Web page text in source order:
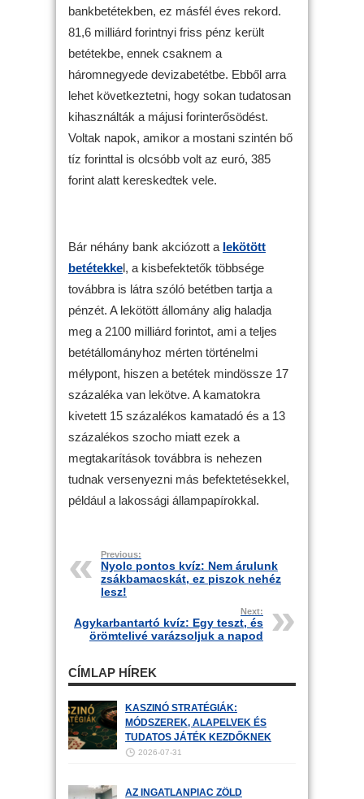
bankbetétekben, ez másfél éves rekord.
81,6 milliárd forintnyi friss pénz került
betétekbe, ennek csaknem a
háromnegyede devizabetétbe. Ebből arra
lehet következtetni, hogy sokan tudatosan
kihasználták a májusi forinterősödést.
Voltak napok, amikor a mostani szintén bő
tíz forinttal is olcsóbb volt az euró, 385
forint alatt kereskedtek vele.
Bár néhány bank akciózott a lekötött
betétekkel, a kisbefektetők többsége
továbbra is látra szóló betétben tartja a
pénzét. A lekötött állomány alig haladja
meg a 2100 milliárd forintot, ami a teljes
betétállományhoz mérten történelmi
mélypont, hiszen a betétek mindössze 17
százaléka van lekötve. A kamatokra
kivetett 15 százalékos kamatadó és a 13
százalékos szocho miatt ezek a
megtakarítások továbbra is nehezen
tudnak versenyezni más befektetésekkel,
például a lakossági állampapírokkal.
Previous:
Nyolc pontos kvíz: Nem árulunk
zsákbamacskát, ez piszok nehéz
lesz!
Next:
Agykarbantartó kvíz: Egy teszt, és
örömtelivé varázsoljuk a napod
CÍMLAP HÍREK
KASZINÓ STRATÉGIÁK:
MÓDSZEREK, ALAPELVEK ÉS
TUDATOS JÁTÉK KEZDŐKNEK
2026-07-31
AZ INGATLANPIAC ZÖLD